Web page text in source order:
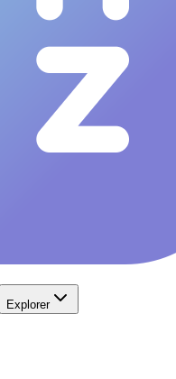
Explorer